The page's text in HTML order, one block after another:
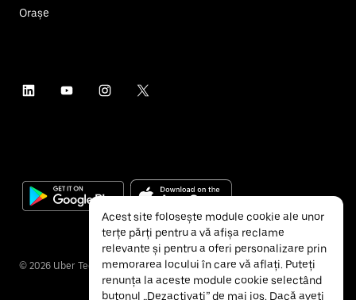
Orașe
© 2026 Uber Technologies Inc.
Acest site folosește module cookie ale unor
terțe părți pentru a vă afișa reclame
relevante și pentru a oferi personalizare prin
memorarea locului în care vă aflați. Puteți
renunța la aceste module cookie selectând
butonul „Dezactivați” de mai jos. Dacă aveți